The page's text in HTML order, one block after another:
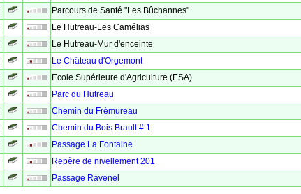
Parcours de Santé "Les Bûchannes"
Le Hutreau-Les Camélias
Le Hutreau-Mur d'enceinte
Le Château d'Orgemont
Ecole Supérieure d'Agriculture (ESA)
Parc du Hutreau
Chemin du Frémureau
Chemin du Bois Brault # 1
Passage La Fontaine
Repère de nivellement 201
Passage Ravenel